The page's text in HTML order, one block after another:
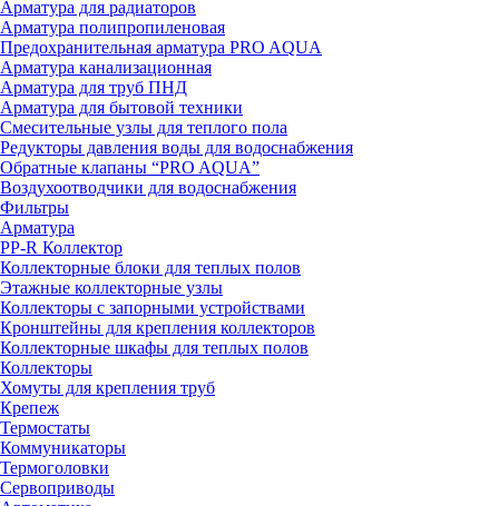
Арматура для радиаторов
Арматура полипропиленовая
Предохранительная арматура PRO AQUA
Арматура канализационная
Арматура для труб ПНД
Арматура для бытовой техники
Смесительные узлы для теплого пола
Редукторы давления воды для водоснабжения
Обратные клапаны “PRO AQUA”
Воздухоотводчики для водоснабжения
Фильтры
Арматура
PP-R Коллектор
Коллекторные блоки для теплых полов
Этажные коллекторные узлы
Коллекторы с запорными устройствами
Кронштейны для крепления коллекторов
Коллекторные шкафы для теплых полов
Коллекторы
Хомуты для крепления труб
Крепеж
Термостаты
Коммуникаторы
Термоголовки
Сервоприводы